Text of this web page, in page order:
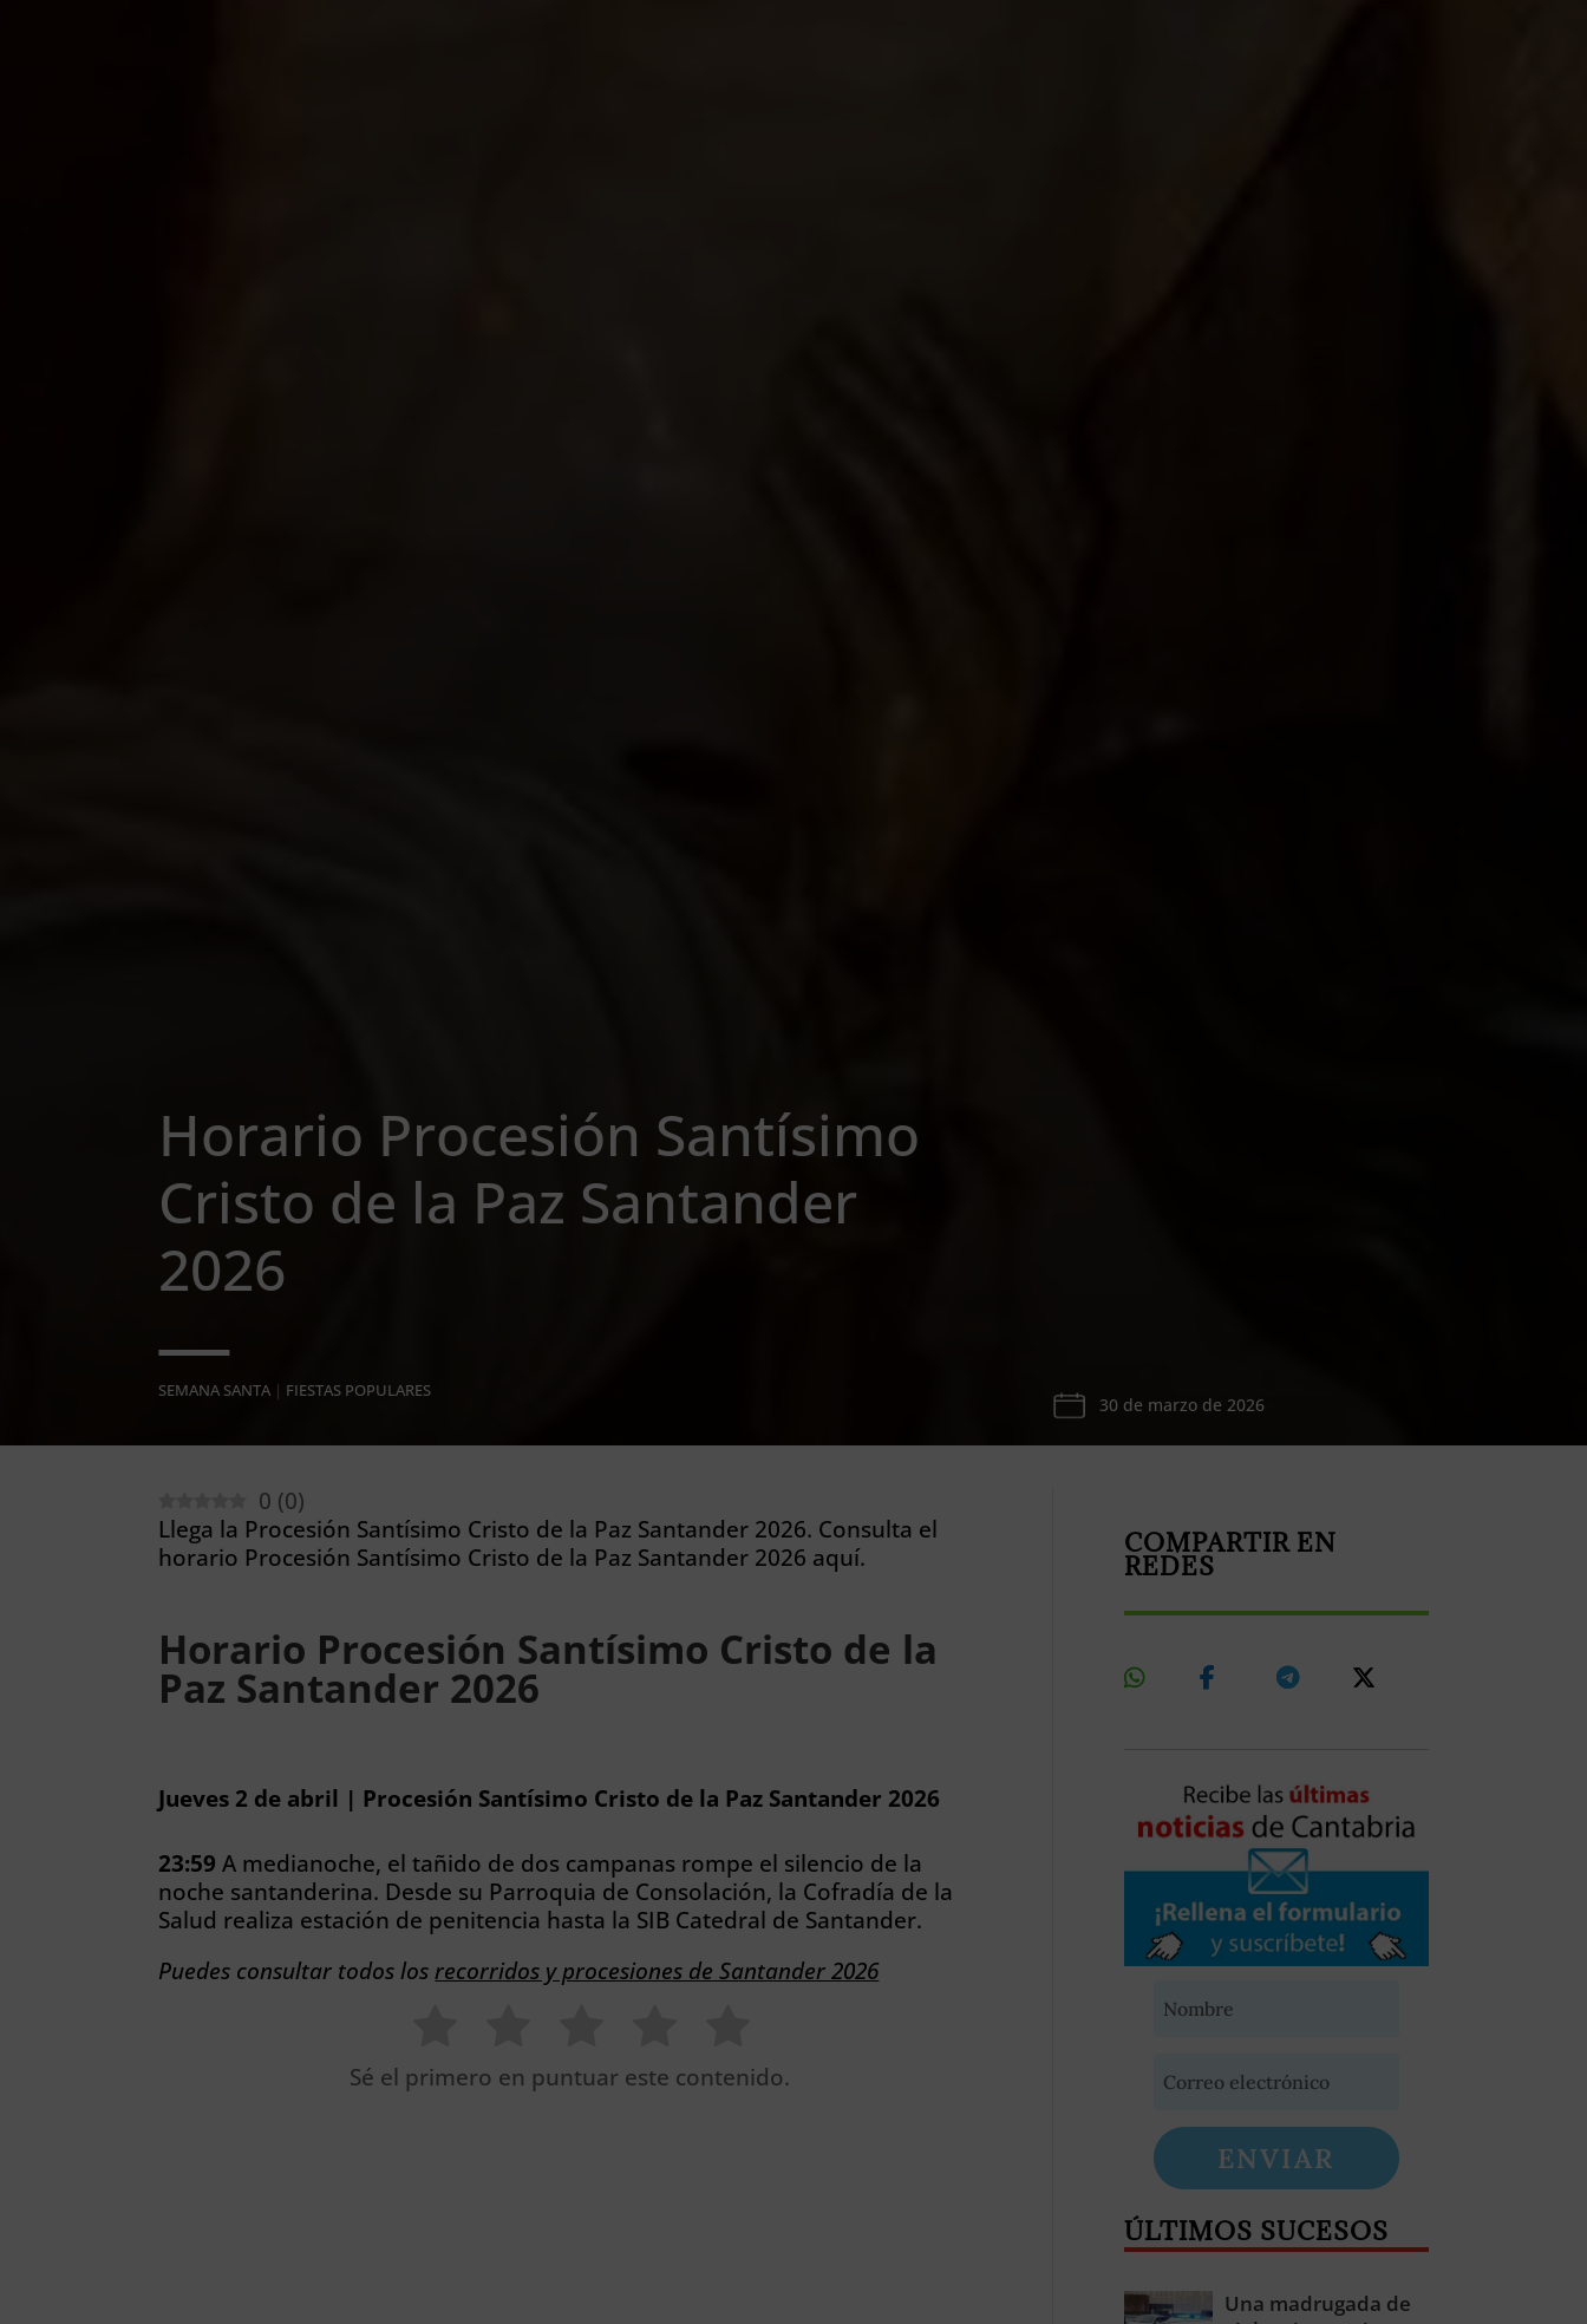
Horario Procesión Santísimo
Cristo de la Paz Santander
2026
SEMANA SANTA | FIESTAS POPULARES
30 de marzo de 2026
0 (0)
Llega la Procesión Santísimo Cristo de la Paz Santander 2026. Consulta el
horario Procesión Santísimo Cristo de la Paz Santander 2026 aquí.
Horario Procesión Santísimo Cristo de la
Paz Santander 2026
Jueves 2 de abril | Procesión Santísimo Cristo de la Paz Santander 2026
23:59 A medianoche, el tañido de dos campanas rompe el silencio de la
noche santanderina. Desde su Parroquia de Consolación, la Cofradía de la
Salud realiza estación de penitencia hasta la SIB Catedral de Santander.
Puedes consultar todos losrecorridos y procesiones de Santander 2026
Sé el primero en puntuar este contenido.
COMPARTIR EN
REDES
ENVIAR
ÚLTIMOS SUCESOS
Una madrugada de